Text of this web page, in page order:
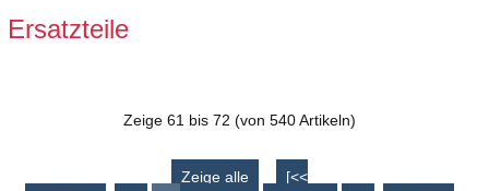
Ersatzteile
Zeige61 bis72 (von540 Artikeln)
Zeige alle
[<<